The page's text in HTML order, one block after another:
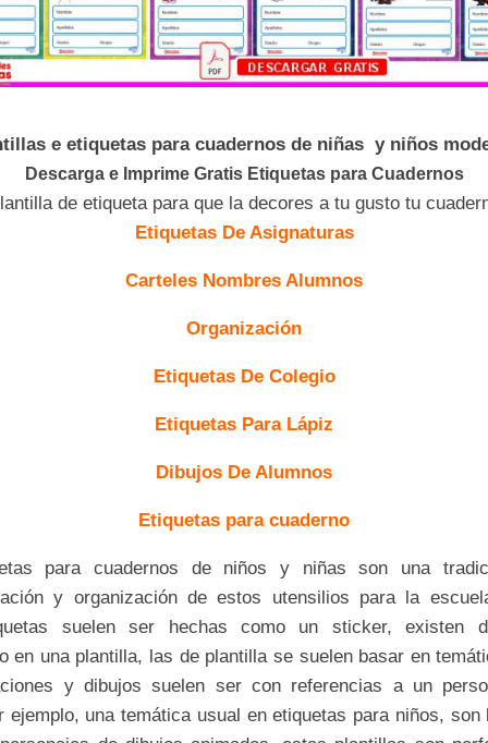
e etiquetas para cuadernos de niñas y niños
Descarga e Imprime Gratis Etiquetas para Cuadernos
de etiqueta para que la decores a tu gusto tu
Etiquetas De Asignaturas
Carteles Nombres Alumnos
Organización
Etiquetas De Colegio
Etiquetas Para Lápiz
Dibujos De Alumnos
Etiquetas para cuaderno
para cuadernos de niños y niñas son una
y organización de estos utensilios para la
suelen ser hechas como un sticker, existen
en una plantilla, las de plantilla se suelen basar en
y dibujos suelen ser con referencias a un
ejemplo, una temática usual en etiquetas para niños, son